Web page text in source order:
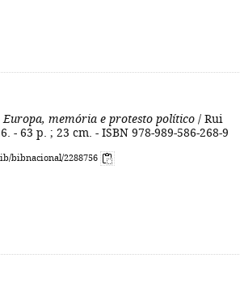
Europa, memória e protesto político / Rui
- 63 p. ; 23 cm. - ISBN 978-989-586-268-9
bibnacional/2288756